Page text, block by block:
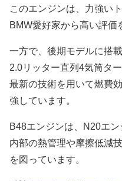
このエンジンは、力強い
BMW愛好家から高い評価
一方で、後期モデルに搭
2.0リッター直列4気筒タ
最新の技術を用いて燃費
強しています。
B48エンジンは、N20エン
内部の熱管理や摩擦低減
を図っています。